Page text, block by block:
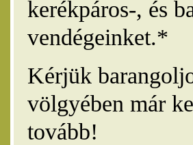
kerékpáros-, és
vendégeinket.*
Kérjük
völgyében már
tovább!